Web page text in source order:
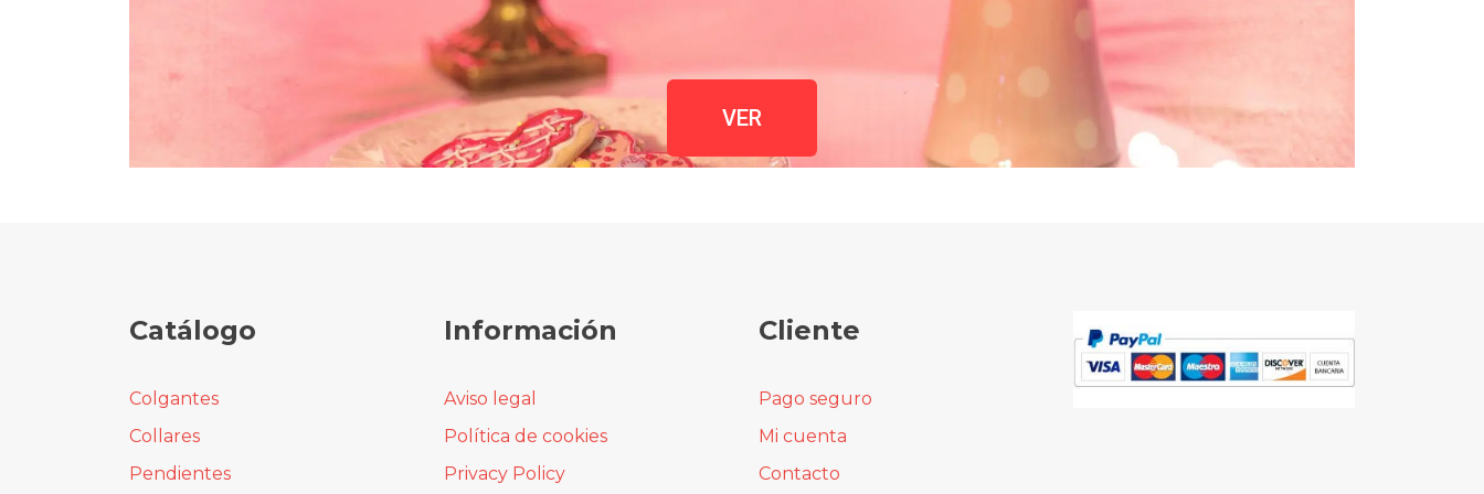
VER
Catálogo
Colgantes
Collares
Pendientes
Información
Aviso legal
Política de cookies
Privacy Policy
Cliente
Pago seguro
Mi cuenta
Contacto